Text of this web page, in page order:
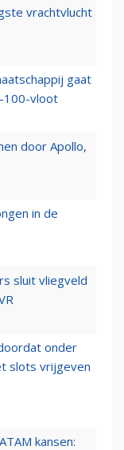
vrachtvlucht
gaat
100-vloot
door Apollo,
in de
sluit vliegveld
onder
slots vrijgeven
kansen: